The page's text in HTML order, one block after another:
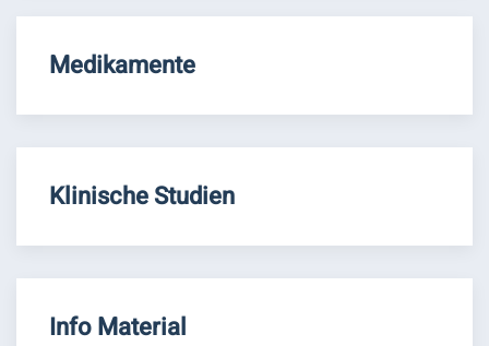
Medikamente
Klinische Studien
Info Material